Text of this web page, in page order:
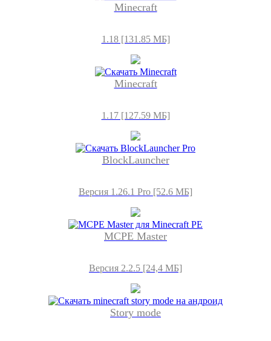
Minecraft
1.18 [131.85 МБ]
Minecraft
1.17 [127.59 МБ]
BlockLauncher
Версия 1.26.1 Pro [52.6 МБ]
MCPE Master
Версия 2.2.5 [24,4 МБ]
Story mode